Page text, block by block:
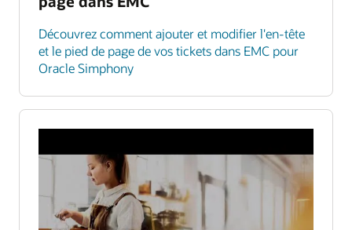
Découvrez comment ajouter et modifier l'en-tête
et le pied de page de vos tickets dans EMC pour
Oracle Simphony